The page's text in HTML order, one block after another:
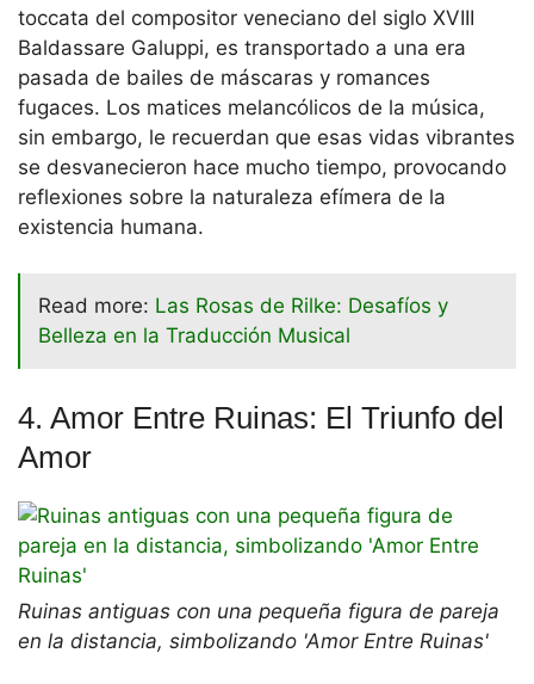
toccata del compositor veneciano del siglo XVIII
Baldassare Galuppi, es transportado a una era
pasada de bailes de máscaras y romances
fugaces. Los matices melancólicos de la música,
sin embargo, le recuerdan que esas vidas vibrantes
se desvanecieron hace mucho tiempo, provocando
reflexiones sobre la naturaleza efímera de la
existencia humana.
Read more: Las Rosas de Rilke: Desafíos y
Belleza en la Traducción Musical
4. Amor Entre Ruinas: El Triunfo del
Amor
Ruinas antiguas con una pequeña figura de pareja
en la distancia, simbolizando 'Amor Entre Ruinas'